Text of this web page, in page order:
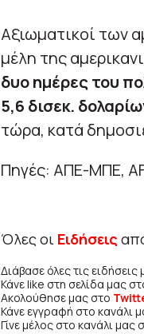
Αξιωματικοί των
μέλη της
δυο ημέρες του
5,6 δισεκ.
τώρα, κατά
Πηγές: ΑΠΕ-ΜΠΕ,
Όλες οι Ειδήσεις
Διάβασε όλες τις ειδήσεις
Κάνε like στη σελίδα μας
Ακολούθησε μας στο
Κάνε εγγραφή στο κανάλι
Γίνε μέλος στο κανάλι μας